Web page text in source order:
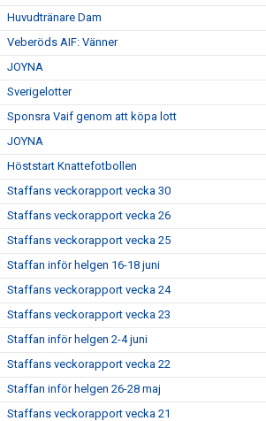
Huvudtränare Dam
Veberöds AIF: Vänner
JOYNA
Sverigelotter
Sponsra Vaif genom att köpa lott
JOYNA
Höststart Knattefotbollen
Staffans veckorapport vecka 30
Staffans veckorapport vecka 26
Staffans veckorapport vecka 25
Staffan inför helgen 16-18 juni
Staffans veckorapport vecka 24
Staffans veckorapport vecka 23
Staffan inför helgen 2-4 juni
Staffans veckorapport vecka 22
Staffan inför helgen 26-28 maj
Staffans veckorapport vecka 21